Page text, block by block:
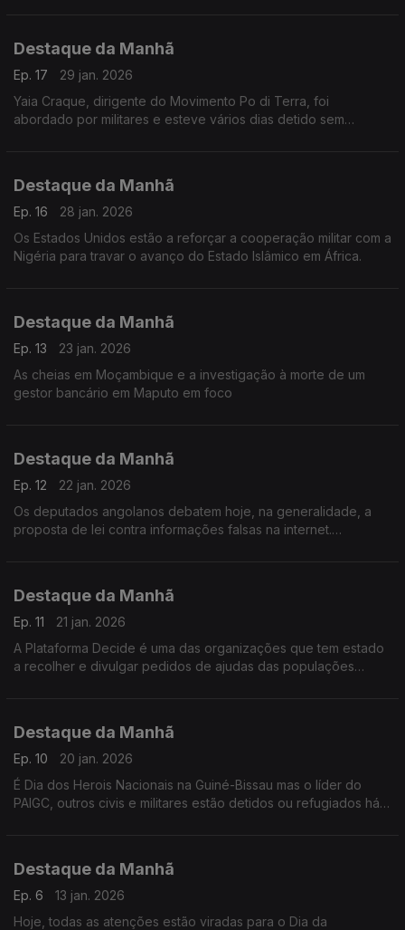
Destaque da Manhã
Ep. 17
29 jan. 2026
Yaia Craque, dirigente do Movimento Po di Terra, foi
abordado por militares e esteve vários dias detido sem
Destaque da Manhã
Ep. 16
28 jan. 2026
Os Estados Unidos estão a reforçar a cooperação militar com a
Nigéria para travar o avanço do Estado Islâmico em África.
Destaque da Manhã
Ep. 13
23 jan. 2026
As cheias em Moçambique e a investigação à morte de um
gestor bancário em Maputo em foco
Destaque da Manhã
Ep. 12
22 jan. 2026
Os deputados angolanos debatem hoje, na generalidade, a
proposta de lei contra informações falsas na internet.
Destaque da Manhã
Ep. 11
21 jan. 2026
A Plataforma Decide é uma das organizações que tem estado
a recolher e divulgar pedidos de ajudas das populações
Destaque da Manhã
Ep. 10
20 jan. 2026
É Dia dos Herois Nacionais na Guiné-Bissau mas o líder do
PAIGC, outros civis e militares estão detidos ou refugiados há
Destaque da Manhã
Ep. 6
13 jan. 2026
Hoje, todas as atenções estão viradas para o Dia da